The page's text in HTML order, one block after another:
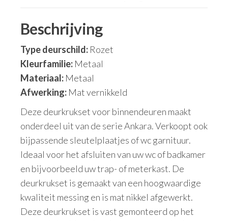
Beschrijving
Type deurschild: Rozet
Kleurfamilie: Metaal
Materiaal: Metaal
Afwerking: Mat vernikkeld
Deze deurkrukset voor binnendeuren maakt
onderdeel uit van de serie Ankara. Verkoopt ook
bijpassende sleutelplaatjes of wc garnituur.
Ideaal voor het afsluiten van uw wc of badkamer
en bijvoorbeeld uw trap- of meterkast. De
deurkrukset is gemaakt van een hoogwaardige
kwaliteit messing en is mat nikkel afgewerkt.
Deze deurkrukset is vast gemonteerd op het